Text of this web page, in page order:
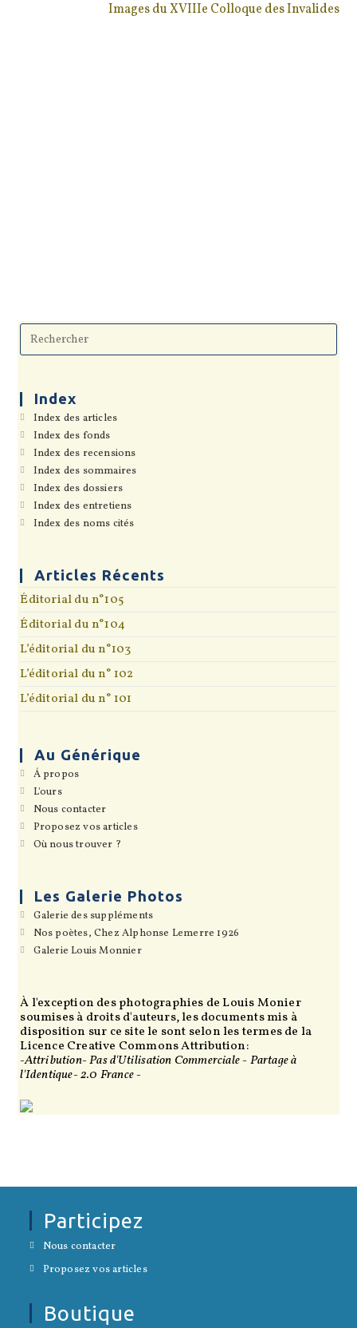
Images du XVIIIe Colloque des Invalides
to
Index
Index des articlesS’ouvre
nouvel
onglet
Index des fondsS’ouvre
dans
un
nouvel
onglet
Index des recensionsS’ouvre
un
Index des sommairesS’ouvre
Index des dossiersS’ouvre
un
nouvel
Index des entretiensS’ouvre
un
Index des noms citésS’ouvre
onglet
Articles Récents
Éditorial du n°105
Éditorial du n°104
L’éditorial du n°103
L’éditorial du n° 102
L’éditorial du n° 101
Au Générique
Á proposS’ouvre
nouvel
onglet
L'oursS’ouvre
dans
un
nouvel
onglet
Nous contacterS’ouvre
dans
un
nouvel
Proposez vos articlesS’ouvre
Où nous trouver ?
onglet
Les Galerie Photos
Galerie des supplémentsS’ouvre
dans
un
Nos poètes, Chez Alphonse Lemerre 1926
Galerie Louis MonnierS’ouvre
onglet
À l'exception des photographies de Louis Monier
soumises à droits d'auteurs, les documents mis à
disposition sur ce site le sont selon les termes de la
Licence Creative Commons Attribution:
-Attribution- Pas d'Utilisation Commerciale - Partage à
l'Identique- 2.0 France -
Participez
Nous contacter
un
Proposez vos articlesdans
Boutique